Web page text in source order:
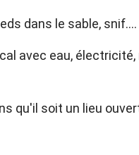
dans le sable, snif....
avec eau,
qu'il soit un lieu